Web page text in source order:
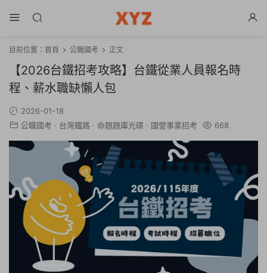
目前位置： 首頁 公職國考 正文
【2026台鐵招考攻略】台鐵從業人員報名時
程、薪水職缺懶人包
2026-01-18
公職國考 · 台灣鐵路 · 命題題庫光碟 · 國營事業招考 668